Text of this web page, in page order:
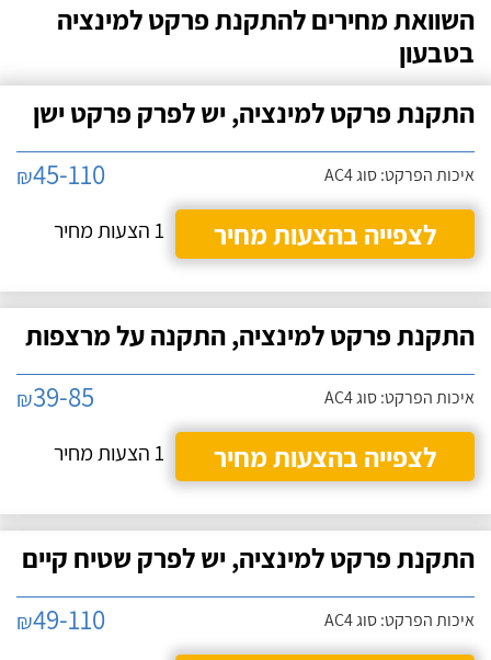
השוואת מחירים להתקנת פרקט למינציה
בטבעון
התקנת פרקט למינציה, יש לפרק פרקט ישן
איכות הפרקט: סוג AC4 ₪45-110
לצפייה בהצעות מחיר
1 הצעות מחיר
התקנת פרקט למינציה, התקנה על מרצפות
איכות הפרקט: סוג AC4 ₪39-85
לצפייה בהצעות מחיר
1 הצעות מחיר
התקנת פרקט למינציה, יש לפרק שטיח קיים
איכות הפרקט: סוג AC4 ₪49-110